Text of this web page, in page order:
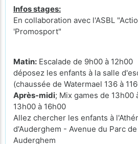
Infos stages:
En collaboration avec l'ASBL
'Promosport"
Matin: Escalade de 9h00 à 12h00
déposez les enfants à la salle
(chaussée de Watermael 136 à
Après-midi; Mix games de 13h00
13h00 à 16h00
Allez chercher les enfants à
d'Auderghem - Avenue du Parc
Auderghem